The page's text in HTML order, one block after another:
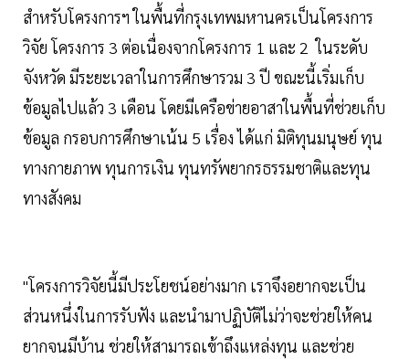
สำหรับโครงการฯ ในพื้นที่กรุงเทพมหานครเป็นโครงการ
วิจัย โครงการ 3 ต่อเนื่องจากโครงการ 1 และ 2 ในระดับ
จังหวัด มีระยะเวลาในการศึกษารวม 3 ปี ขณะนี้เริ่มเก็บ
ข้อมูลไปแล้ว 3 เดือน โดยมีเครือข่ายอาสาในพื้นที่ช่วยเก็บ
ข้อมูล กรอบการศึกษาเน้น 5 เรื่อง ได้แก่ มิติทุนมนุษย์ ทุน
ทางกายภาพ ทุนการเงิน ทุนทรัพยากรธรรมชาติและทุน
ทางสังคม
"โครงการวิจัยนี้มีประโยชน์อย่างมาก เราจึงอยากจะเป็น
ส่วนหนึ่งในการรับฟัง และนำมาปฏิบัติไม่ว่าจะช่วยให้คน
ยากจนมีบ้าน ช่วยให้สามารถเข้าถึงแหล่งทุน และช่วย